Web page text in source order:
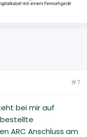
#7
bei mir auf
ARC Anschluss am